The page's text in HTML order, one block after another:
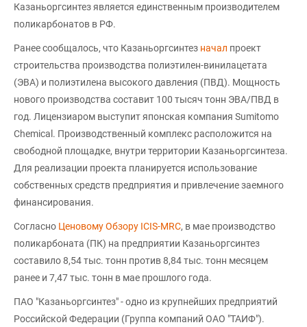
Казаньоргсинтез является единственным производителем
поликарбонатов в РФ.
Ранее сообщалось, что Казаньоргсинтез начал проект
строительства производства полиэтилен-винилацетата
(ЭВА) и полиэтилена высокого давления (ПВД). Мощность
нового производства составит 100 тысяч тонн ЭВА/ПВД в
год. Лицензиаром выступит японская компания Sumitomo
Chemical. Производственный комплекс расположится на
свободной площадке, внутри территории Казаньоргсинтеза.
Для реализации проекта планируется использование
собственных средств предприятия и привлечение заемного
финансирования.
Согласно Ценовому Обзору ICIS-MRC, в мае производство
поликарбоната (ПК) на предприятии Казаньоргсинтез
составило 8,54 тыс. тонн против 8,84 тыс. тонн месяцем
ранее и 7,47 тыс. тонн в мае прошлого года.
ПАО "Казаньоргсинтез" - одно из крупнейших предприятий
Российской Федерации (Группа компаний ОАО "ТАИФ").